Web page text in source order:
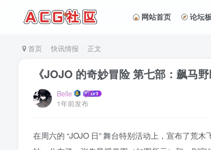
网站首页 论坛
首页 快讯情报 正文
《JOJO 的奇妙冒险 第七部：飙马
Belle
1年前发布
在周六的 “JOJO 日” 舞台特别活动上，宣布了荒